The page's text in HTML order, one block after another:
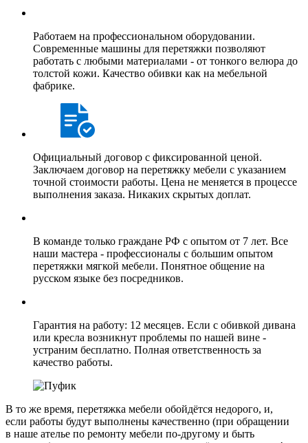
Работаем на профессиональном оборудовании.
Современные машины для перетяжки позволяют
работать с любыми материалами - от тонкого велюра до
толстой кожи. Качество обивки как на мебельной
фабрике.
Официальный договор с фиксированной ценой.
Заключаем договор на перетяжку мебели с указанием
точной стоимости работы. Цена не меняется в процессе
выполнения заказа. Никаких скрытых доплат.
В команде только граждане РФ с опытом от 7 лет. Все
наши мастера - профессионалы с большим опытом
перетяжки мягкой мебели. Понятное общение на
русском языке без посредников.
Гарантия на работу: 12 месяцев. Если с обивкой дивана
или кресла возникнут проблемы по нашей вине -
устраним бесплатно. Полная ответственность за
качество работы.
В то же время, перетяжка мебели обойдётся недорого, и,
если работы будут выполнены качественно (при обращении
в наше ателье по ремонту мебели по‑другому и быть